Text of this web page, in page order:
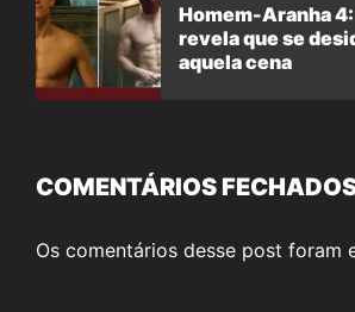
Homem-Aranha
revela que se
aquela cena
COMENTÁRIOS
Os comentários desse post foram